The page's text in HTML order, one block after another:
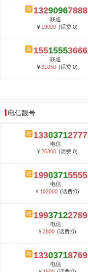
13290967888
联通
￥ 19000 (话费:0)
15515553666
联通
￥31050 (话费:0)
电信靓号
13303712777
电信
￥25300 (话费:0)
19903715555
电信
￥ 102000 (话费:0)
19937122789
电信
￥2800 (话费:0)
13303718769
电信